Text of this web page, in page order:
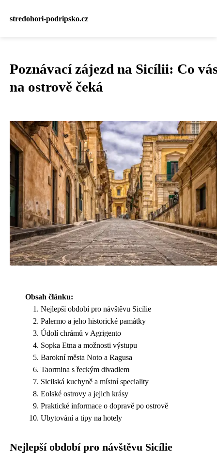
stredohori-podripsko.cz
Poznávací zájezd na Sicílii: Co
na ostrově čeká
Obsah článku:
Nejlepší období pro návštěvu Sicílie
Palermo a jeho historické památky
Údolí chrámů v Agrigento
Sopka Etna a možnosti výstupu
Barokní města Noto a Ragusa
Taormina s řeckým divadlem
Sicilská kuchyně a místní speciality
Eolské ostrovy a jejich krásy
Praktické informace o dopravě po ostrově
Ubytování a tipy na hotely
Nejlepší období pro návštěvu Sicílie